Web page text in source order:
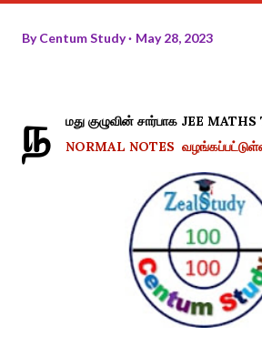
ByCentum Study May 28, 2023
ந
மது குழுவின் சார்பாக JEE
NORMAL NOTES